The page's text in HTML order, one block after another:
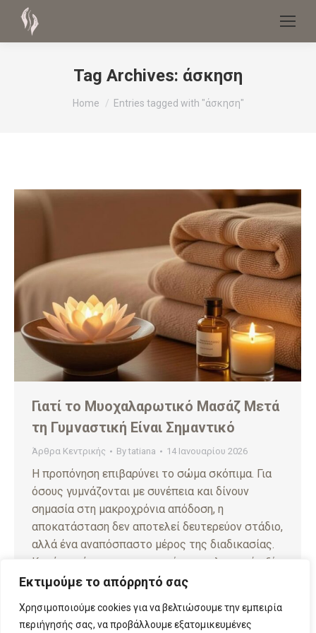
Εκτιμούμε το απόρρητό σας
Χρησιμοποιούμε cookies για να βελτιώσουμε την εμπειρία
περιήγησής σας, να προβάλλουμε εξατομικευμένες
Tag Archives: άσκηση
You are here:
Home Entries tagged with "άσκηση"
Γιατί το Μυοχαλαρωτικό Μασάζ Μετά
τη Γυμναστική Είναι Σημαντικό
Άρθρα Κεντρικής Bytatiana 14 Ιανουαρίου 2026
Η προπόνηση επιβαρύνει το σώμα σκόπιμα. Για
όσους γυμνάζονται με συνέπεια και δίνουν
σημασία στη μακροχρόνια απόδοση, η
αποκατάσταση δεν αποτελεί δευτερεύον στάδιο,
αλλά ένα αναπόσπαστο μέρος της διαδικασίας.
Κατά την άσκηση, συσσωρεύεται γαλακτικό οξύ
στους μύες, και εμφανίζεται προσωρινή
δεν είναι μόνο η ένταση της προπόνησης, αλλά…